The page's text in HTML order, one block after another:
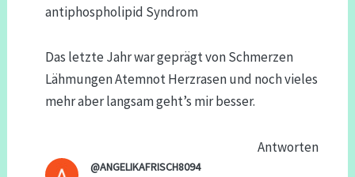
antiphospholipid Syndrom
Das letzte Jahr war geprägt von Schmerzen
Lähmungen Atemnot Herzrasen und noch vieles
mehr aber langsam geht’s mir besser.
Antworten
@ANGELIKAFRISCH8094